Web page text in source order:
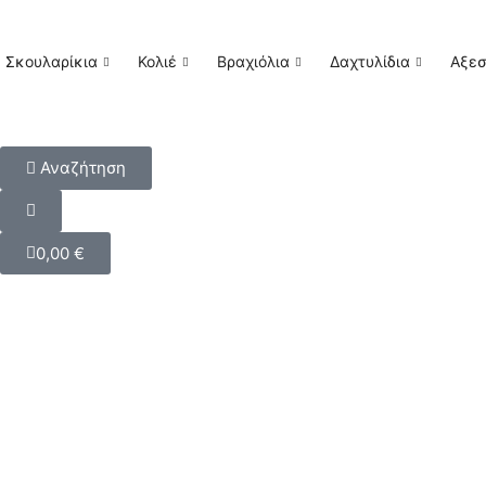
Σκουλαρίκια Κολιέ Βραχιόλια Δαχτυλίδια
Αναζήτηση
0,00 €